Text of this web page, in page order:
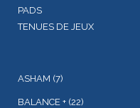
PADS
TENUES DE JEUX
ASHAM (7)
BALANCE + (22)